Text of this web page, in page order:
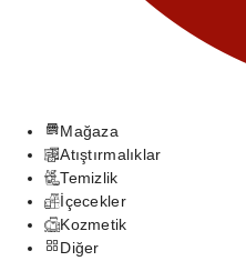
Mağaza
Atıştırmalıklar
Temizlik
İçecekler
Kozmetik
Diğer